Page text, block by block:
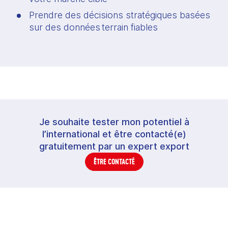
Prendre des décisions stratégiques basées
sur des données terrain fiables
Je souhaite tester mon potentiel à
l’international et être contacté(e)
gratuitement par un expert export
ÊTRE CONTACTÉ